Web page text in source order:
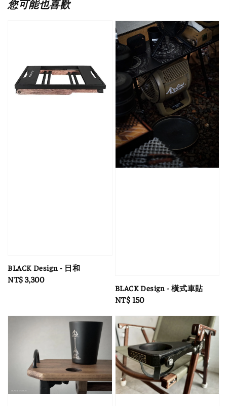
您可能也喜歡
BLACK Design - 日和
Regular
NT$ 3,300
BLACK Design - 橫式車貼
Regular
NT$ 150